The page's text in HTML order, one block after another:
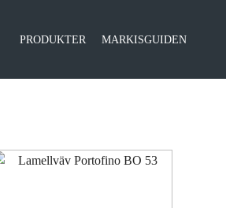
PRODUKTER MARKISGUIDEN